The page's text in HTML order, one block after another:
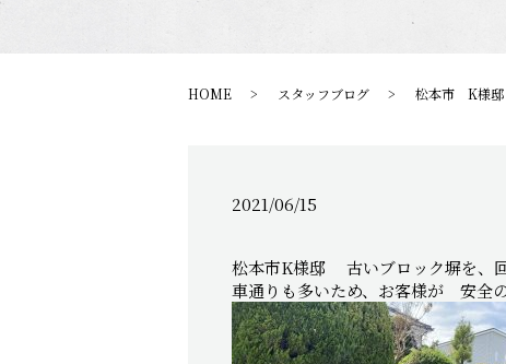
HOME スタッフブログ 松本市 K様邸
2021/06/15
松本市K様邸 古いブロック塀を、回
車通りも多いため、お客様が 安全